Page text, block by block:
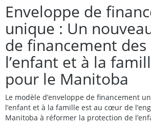
Enveloppe de
unique : Un
de financement des
l’enfant et à la
pour le Manitoba
Le modèle d’enveloppe de financement
l’enfant et à la famille est au cœur de
Manitoba à réformer la protection de